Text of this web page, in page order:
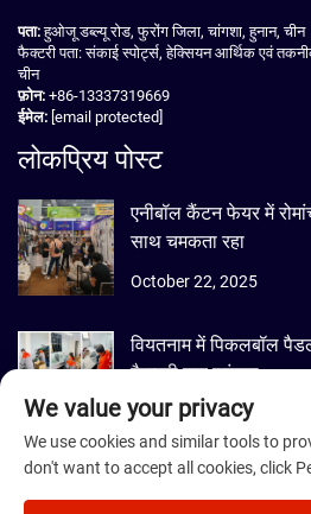
पता:हुओजू डब्ल्यू रोड, फुरोंग जिला, चांगशा, हुनान, चीन
फैक्टरी पता: संकाई स्पोर्ट्स, हेक्सियन आर्थिक एवं
चीन
फ़ोन: +86-13337319669
ईमेल: [email protected]
लोकप्रिय पोस्ट
एनीबॉल कैंटन फेयर में
साथ चमकता रहा
October 22, 2025
वियतनाम में पिकलबॉल
फैक्ट्री तक पहुंचना
September 22, 2025
कॉपीराइट © 2026 डीमेंटिस स्पोर्ट्स गुड्स कंपनी,
गोपनीयता नीति
We value your privacy
We use cookies and similar tools to
don't want to accept all cookies, click